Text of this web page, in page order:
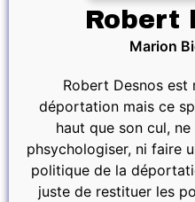
Robert
Marion
Robert Desnos
déportation mais ce
haut que son cul,
phsychologiser, ni faire
politique de la
juste de restituer les